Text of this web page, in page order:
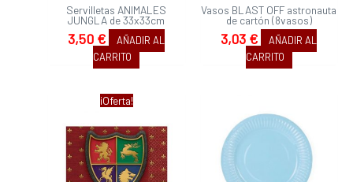
Servilletas ANIMALES
JUNGLA de 33x33cm
3,50 €
AÑADIR AL
CARRITO
Vasos BLAST OFF astronauta
de cartón (8vasos)
3,03 €
AÑADIR AL
CARRITO
¡Oferta!
El
original
era:
3,35 €.
El
actual
es:
2,18 €.